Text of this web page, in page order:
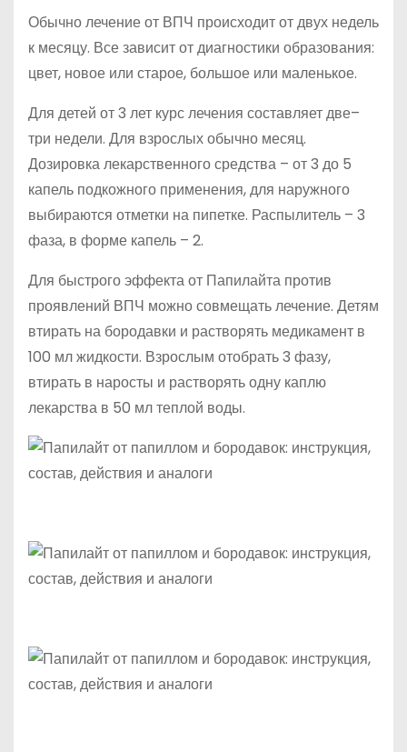
Обычно лечение от ВПЧ происходит от двух недель
к месяцу. Все зависит от диагностики образования:
цвет, новое или старое, большое или маленькое.
Для детей от 3 лет курс лечения составляет две–
три недели. Для взрослых обычно месяц.
Дозировка лекарственного средства – от 3 до 5
капель подкожного применения, для наружного
выбираются отметки на пипетке. Распылитель – 3
фаза, в форме капель – 2.
Для быстрого эффекта от Папилайта против
проявлений ВПЧ можно совмещать лечение. Детям
втирать на бородавки и растворять медикамент в
100 мл жидкости. Взрослым отобрать 3 фазу,
втирать в наросты и растворять одну каплю
лекарства в 50 мл теплой воды.